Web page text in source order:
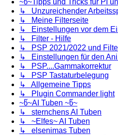
~წ~Tipps und Tricks für PI
↳ Unzureichender
↳ Meine Filterseite
↳ Einstellungen vor dem
↳ Filter - Hilfe
↳ PSP 2021/2022 und
↳ Einstellungen für den
↳ PSP....Gammakorrektur
↳ PSP Tastaturbelegung
↳ Allgemeine Tipps
↳ Plugin Commander light
~წ~AI Tuben ~წ~
↳ sternchens AI Tuben
↳ ~Elfes~ AI Tuben
↳ elsenimas Tuben